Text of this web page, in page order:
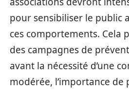
pour sensibiliser le public
ces comportements. Cela
des campagnes de
avant la nécessité d’une
modérée, l’importance de